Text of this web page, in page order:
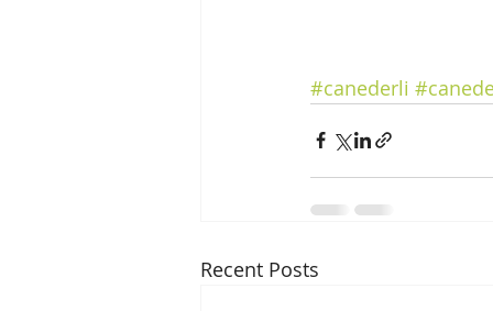
#canederli
Recent Posts